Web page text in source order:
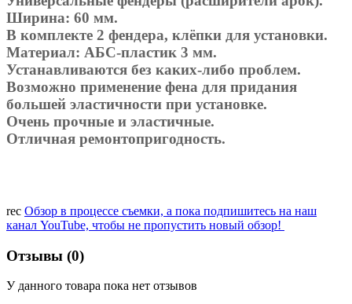
Ширина: 60 мм.
В комплекте 2 фендера, клёпки для установки.
Материал: АБС-пластик 3 мм.
Устанавливаются без каких-либо проблем.
Возможно применение фена для придания
большей эластичности при установке.
Очень прочные и эластичные.
Отличная ремонтопригодность.
rec Обзор в процессе съемки, а пока подпишитесь на наш
канал YouTube, чтобы не пропустить новый обзор!
Отзывы (0)
У данного товара пока нет отзывов